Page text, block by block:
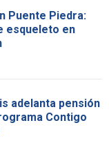
Puente Piedra:
esqueleto en
adelanta pensión
Contigo